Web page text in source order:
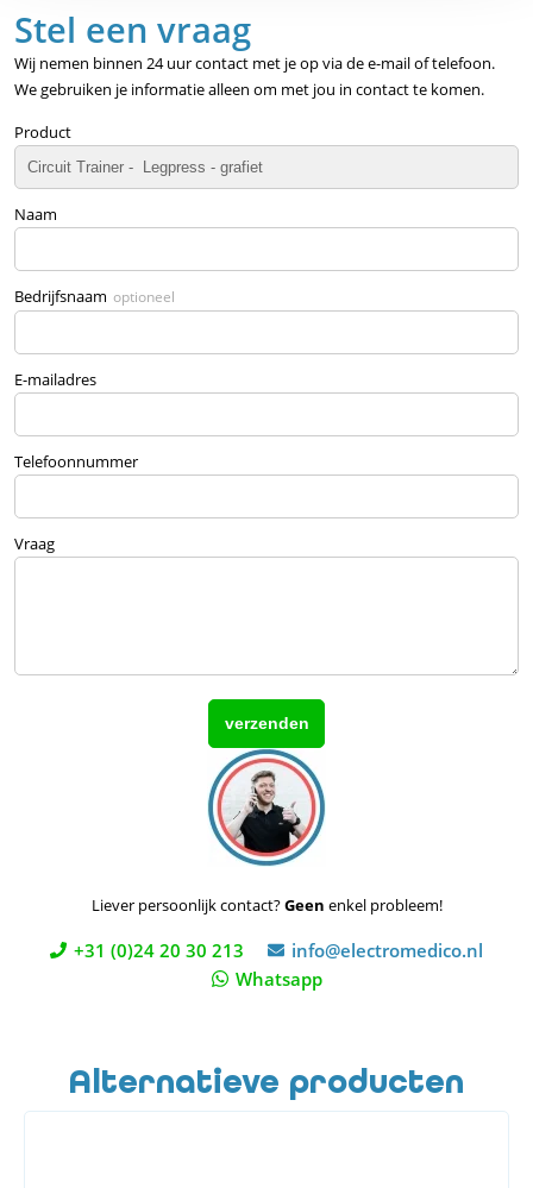
Stel een vraag
Wij nemen binnen 24 uur contact met je op via de e-mail of telefoon.
We gebruiken je informatie alleen om met jou in contact te komen.
Product
Naam
Bedrijfsnaam optioneel
E-mailadres
Telefoonnummer
Vraag
Liever persoonlijk contact?Geen enkel probleem!
+31 (0)24 20 30 213
info@electromedico.nl
Whatsapp
Alternatieve producten